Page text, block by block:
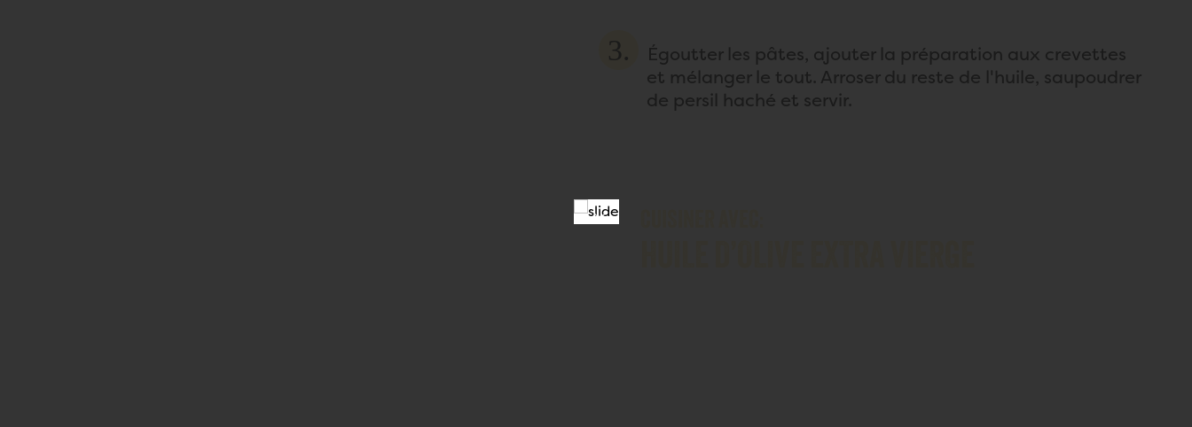
Égoutter les pâtes, ajouter la préparation aux crevettes
et mélanger le tout. Arroser du reste de l'huile, saupoudrer
de persil haché et servir.